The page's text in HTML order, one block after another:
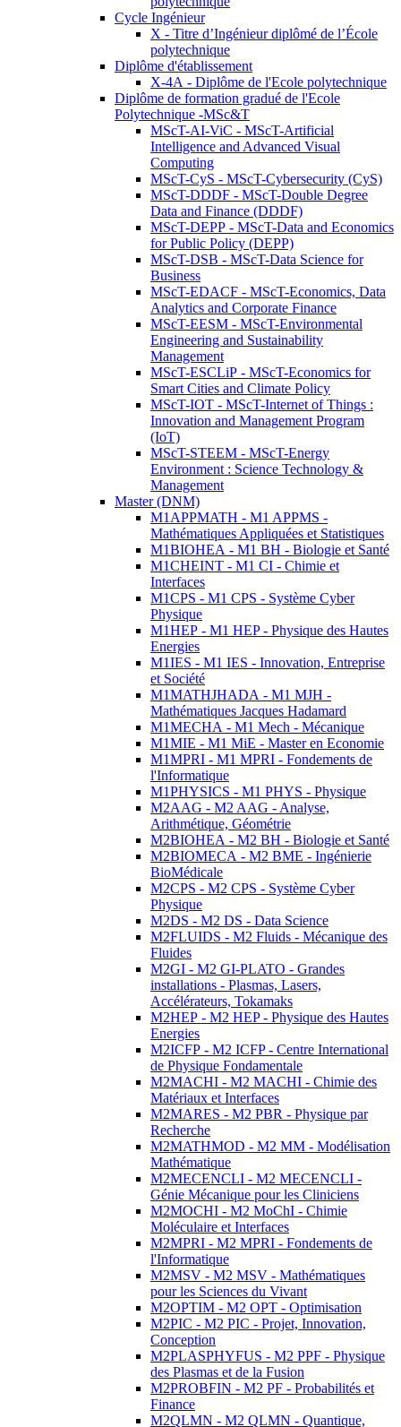
Cycle Ingénieur
X - Titre d’Ingénieur diplômé de l’École
polytechnique
Diplôme d'établissement
X-4A - Diplôme de l'Ecole polytechnique
Diplôme de formation gradué de l'Ecole
Polytechnique -MSc&T
MScT-AI-ViC - MScT-Artificial
Intelligence and Advanced Visual
Computing
MScT-CyS - MScT-Cybersecurity (CyS)
MScT-DDDF - MScT-Double Degree
Data and Finance (DDDF)
MScT-DEPP - MScT-Data and Economics
for Public Policy (DEPP)
MScT-DSB - MScT-Data Science for
Business
MScT-EDACF - MScT-Economics, Data
Analytics and Corporate Finance
MScT-EESM - MScT-Environmental
Engineering and Sustainability
Management
MScT-ESCLiP - MScT-Economics for
Smart Cities and Climate Policy
MScT-IOT - MScT-Internet of Things :
Innovation and Management Program
(IoT)
MScT-STEEM - MScT-Energy
Environment : Science Technology &
Management
Master (DNM)
M1APPMATH - M1 APPMS -
Mathématiques Appliquées et Statistiques
M1BIOHEA - M1 BH - Biologie et Santé
M1CHEINT - M1 CI - Chimie et
Interfaces
M1CPS - M1 CPS - Système Cyber
Physique
M1HEP - M1 HEP - Physique des Hautes
Energies
M1IES - M1 IES - Innovation, Entreprise
et Société
M1MATHJHADA - M1 MJH -
Mathématiques Jacques Hadamard
M1MECHA - M1 Mech - Mécanique
M1MIE - M1 MiE - Master en Economie
M1MPRI - M1 MPRI - Fondements de
l'Informatique
M1PHYSICS - M1 PHYS - Physique
M2AAG - M2 AAG - Analyse,
Arithmétique, Géométrie
M2BIOHEA - M2 BH - Biologie et Santé
M2BIOMECA - M2 BME - Ingénierie
BioMédicale
M2CPS - M2 CPS - Système Cyber
Physique
M2DS - M2 DS - Data Science
M2FLUIDS - M2 Fluids - Mécanique des
Fluides
M2GI - M2 GI-PLATO - Grandes
installations - Plasmas, Lasers,
Accélérateurs, Tokamaks
M2HEP - M2 HEP - Physique des Hautes
Energies
M2ICFP - M2 ICFP - Centre International
de Physique Fondamentale
M2MACHI - M2 MACHI - Chimie des
Matériaux et Interfaces
M2MARES - M2 PBR - Physique par
Recherche
M2MATHMOD - M2 MM - Modélisation
Mathématique
M2MECENCLI - M2 MECENCLI -
Génie Mécanique pour les Cliniciens
M2MOCHI - M2 MoChI - Chimie
Moléculaire et Interfaces
M2MPRI - M2 MPRI - Fondements de
l'Informatique
M2MSV - M2 MSV - Mathématiques
pour les Sciences du Vivant
M2OPTIM - M2 OPT - Optimisation
M2PIC - M2 PIC - Projet, Innovation,
Conception
M2PLASPHYFUS - M2 PPF - Physique
des Plasmas et de la Fusion
M2PROBFIN - M2 PF - Probabilités et
Finance
M2QLMN - M2 QLMN - Quantique,